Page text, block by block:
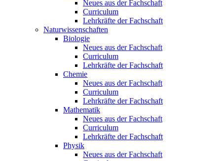
Neues aus der Fachschaft
Curriculum
Lehrkräfte der Fachschaft
Naturwissenschaften
Biologie
Neues aus der Fachschaft
Curriculum
Lehrkräfte der Fachschaft
Chemie
Neues aus der Fachschaft
Curriculum
Lehrkräfte der Fachschaft
Mathematik
Neues aus der Fachschaft
Curriculum
Lehrkräfte der Fachschaft
Physik
Neues aus der Fachschaft